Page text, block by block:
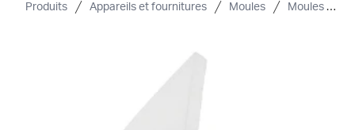
Produits Appareils et fournitures Moules Moules et accessoires pour CDR et Trochisques